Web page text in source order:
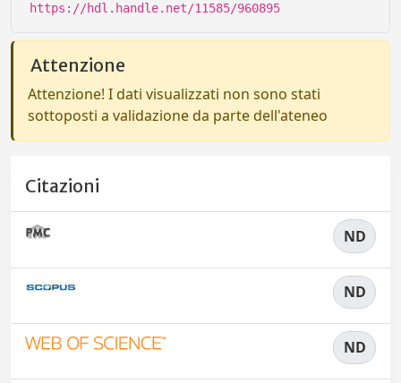
https://hdl.handle.net/11585/960895
Attenzione
Attenzione! I dati visualizzati non sono stati
sottoposti a validazione da parte dell'ateneo
Citazioni
ND
ND
ND